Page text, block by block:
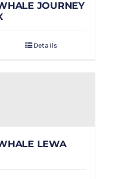
JOURNEY
Details
LEWA